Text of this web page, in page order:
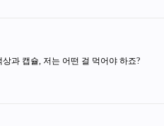
과 캡슐, 저는 어떤 걸 먹어야 하죠?